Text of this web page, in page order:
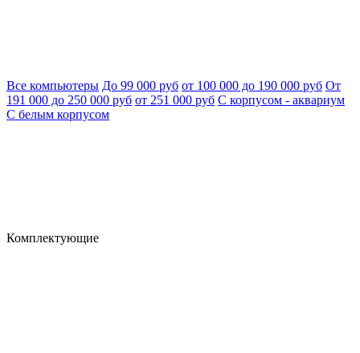
Все компьютеры До 99 000 руб от 100 000 до 190 000 руб От
191 000 до 250 000 руб от 251 000 руб С корпусом - аквариум
С белым корпусом
Комплектующие